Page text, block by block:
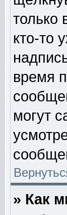
только
кто-то
время
могут
» Как